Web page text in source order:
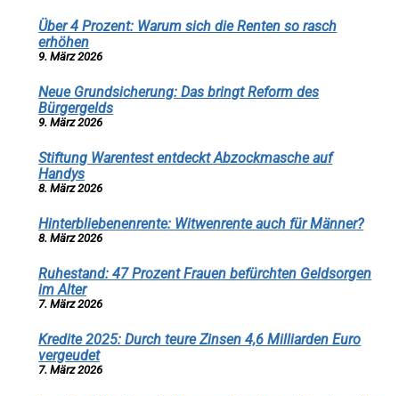
Über 4 Prozent: Warum sich die Renten so rasch
erhöhen
9. März 2026
Neue Grundsicherung: Das bringt Reform des
Bürgergelds
9. März 2026
Stiftung Warentest entdeckt Abzockmasche auf
Handys
8. März 2026
Hinterbliebenenrente: Witwenrente auch für Männer?
8. März 2026
Ruhestand: 47 Prozent Frauen befürchten Geldsorgen
im Alter
7. März 2026
Kredite 2025: Durch teure Zinsen 4,6 Milliarden Euro
vergeudet
7. März 2026